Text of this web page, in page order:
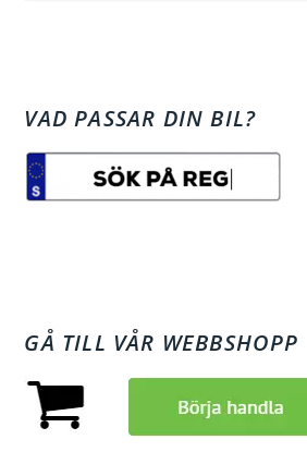
VAD PASSAR DIN BIL?
GÅ TILL VÅR WEBBSHOPP